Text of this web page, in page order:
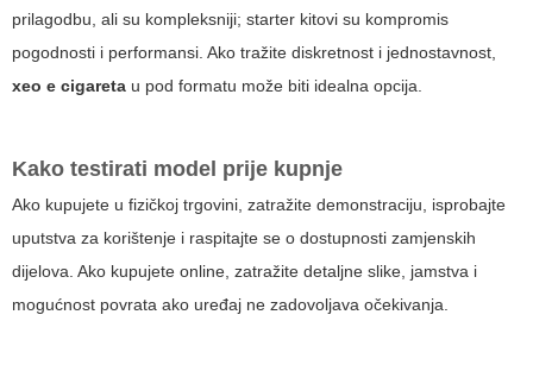
prilagodbu, ali su kompleksniji; starter kitovi su kompromis
pogodnosti i performansi. Ako tražite diskretnost i jednostavnost,
xeo e cigareta u pod formatu može biti idealna opcija.
Kako testirati model prije kupnje
Ako kupujete u fizičkoj trgovini, zatražite demonstraciju, isprobajte
uputstva za korištenje i raspitajte se o dostupnosti zamjenskih
dijelova. Ako kupujete online, zatražite detaljne slike, jamstva i
mogućnost povrata ako uređaj ne zadovoljava očekivanja.